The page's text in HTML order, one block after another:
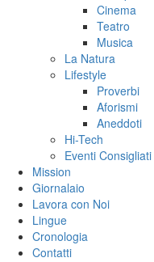
Cinema
Teatro
Musica
La Natura
Lifestyle
Proverbi
Aforismi
Aneddoti
Hi-Tech
Eventi Consigliati
Mission
Giornalaio
Lavora con Noi
Lingue
Cronologia
Contatti